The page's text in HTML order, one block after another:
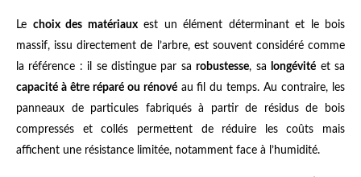
Le choix des matériauxest un élément déterminant et le bois
massif, issu directement de l’arbre, est souvent considéré comme
la référence : il se distingue par sarobustesse, sa longévité et sa
capacité à être réparé ou rénovéau fil du temps. Au contraire, les
panneaux de particules fabriqués à partir de résidus de bois
compressés et collés permettent de réduire les coûts mais
affichent une résistance limitée, notamment face à l’humidité.